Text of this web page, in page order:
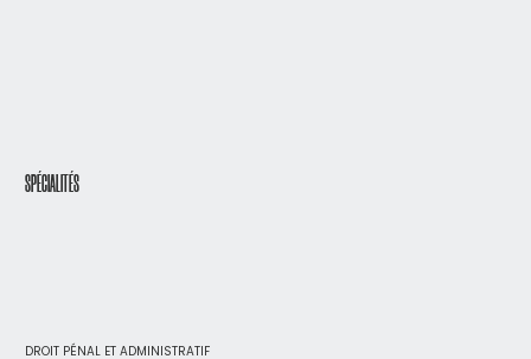
SPÉCIALITÉS
DROIT PÉNAL ET ADMINISTRATIF